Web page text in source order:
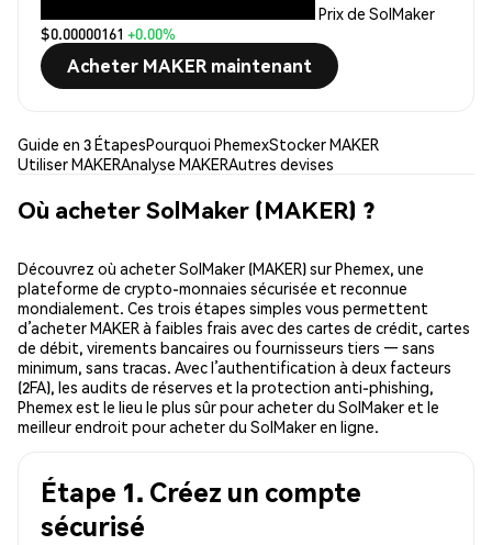
Prix de SolMaker
$0.00000161 +0.00%
Acheter MAKER maintenant
Guide en 3 ÉtapesPourquoi PhemexStocker MAKER
Utiliser MAKERAnalyse MAKERAutres devises
Où acheter SolMaker (MAKER) ?
Découvrez où acheter SolMaker (MAKER) sur Phemex, une
plateforme de crypto-monnaies sécurisée et reconnue
mondialement. Ces trois étapes simples vous permettent
d’acheter MAKER à faibles frais avec des cartes de crédit, cartes
de débit, virements bancaires ou fournisseurs tiers — sans
minimum, sans tracas. Avec l’authentification à deux facteurs
(2FA), les audits de réserves et la protection anti-phishing,
Phemex est le lieu le plus sûr pour acheter du SolMaker et le
meilleur endroit pour acheter du SolMaker en ligne.
Étape 1. Créez un compte
sécurisé